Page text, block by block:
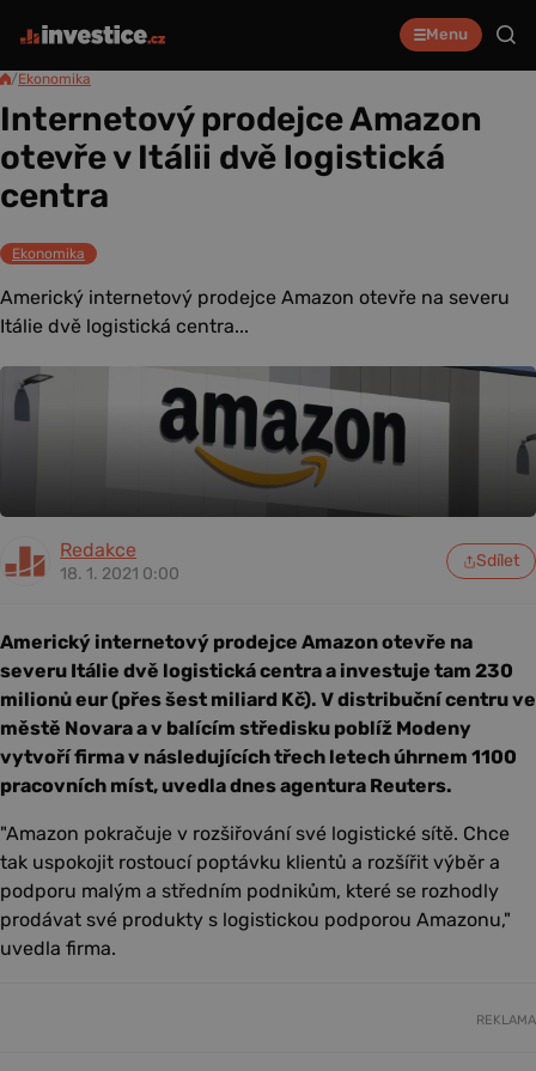
Menu
/Ekonomika
Internetový prodejce Amazon
otevře v Itálii dvě logistická
centra
Ekonomika
Americký internetový prodejce Amazon otevře na severu
Itálie dvě logistická centra...
Redakce
18. 1. 2021 0:00
Sdílet
Americký internetový prodejce Amazon otevře na
severu Itálie dvě logistická centra a investuje tam 230
milionů eur (přes šest miliard Kč). V distribuční centru ve
městě Novara a v balícím středisku poblíž Modeny
vytvoří firma v následujících třech letech úhrnem 1100
pracovních míst, uvedla dnes agentura Reuters.
"Amazon pokračuje v rozšiřování své logistické sítě. Chce
tak uspokojit rostoucí poptávku klientů a rozšířit výběr a
podporu malým a středním podnikům, které se rozhodly
prodávat své produkty s logistickou podporou Amazonu,"
uvedla firma.
REKLAMA